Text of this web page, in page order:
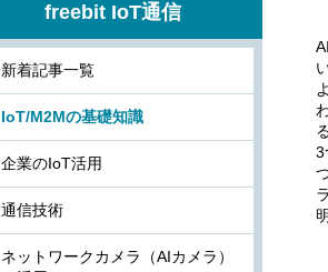
3
freebit IoT通信
新着記事一覧
IoT/M2Mの基礎知識
企業のIoT活用
通信技術
ネットワークカメラ（AIカメラ）